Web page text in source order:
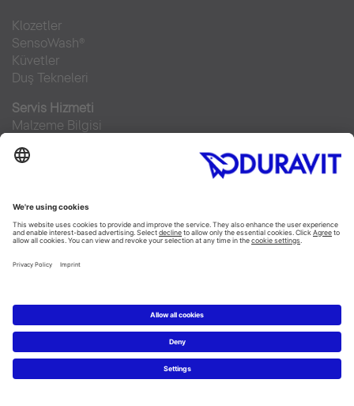
Klozetler
SensoWash®
Küvetler
Duş Tekneleri
Servis Hizmeti
Malzeme Bilgisi
Teknik Servisler
Pinterest
YouTube
Copyright © 2026 Duravit AG
Imprint|Veri Koruma Beyanı|Çerez ayarları